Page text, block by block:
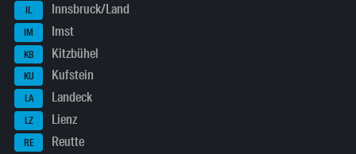
IL Innsbruck/Land
IM Imst
KB Kitzbühel
KU Kufstein
LA Landeck
LZ Lienz
RE Reutte